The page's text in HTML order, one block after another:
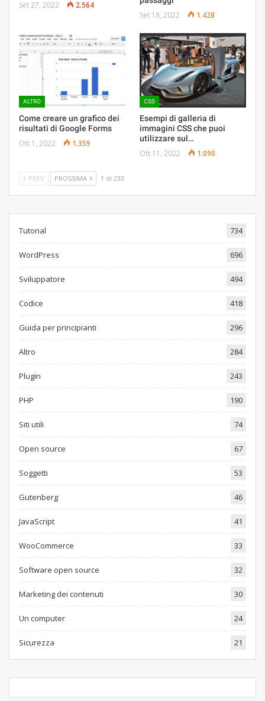
Set 27, 2022 2.564
Set 18, 2022 1.428
ALTRO
Come creare un grafico dei
risultati di Google Forms
Ott 1, 2022 1.359
CSS
Esempi di galleria di
immagini CSS che puoi
utilizzare sul…
Ott 11, 2022 1.090
PREV PROSSIMA 1 di 233
Tutorial 734
WordPress 696
Sviluppatore 494
Codice 418
Guida per principianti 296
Altro 284
Plugin 243
PHP 190
Siti utili 74
Open source 67
Soggetti 53
Gutenberg 46
JavaScript 41
WooCommerce 33
Software open source 32
Marketing dei contenuti 30
Un computer 24
Sicurezza 21